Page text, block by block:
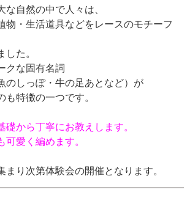
な自然の中で人々は、
物・生活道具などをレースのモチーフ
した。
クな固有名詞
のしっぽ・牛の足あとなど）が
も特徴の一つです。
礎から丁寧にお教えします。
可愛く編めます。
まり次第体験会の開催となります。